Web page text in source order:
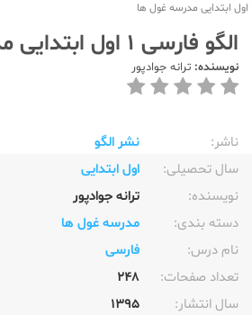
الگو فارسی 1 اول ابتدایی مدرسه غول ها
نویسنده: ترانه جوادپور
ناشر:‌
نشر الگو
سال تحصیلی:‌
اول ابتدایی
نویسنده:‌
ترانه جوادپور
دسته بندی:
مدرسه غول ها
نام درس:
فارسی
تعداد صفحات:‌
248
سال انتشار:‌
1395